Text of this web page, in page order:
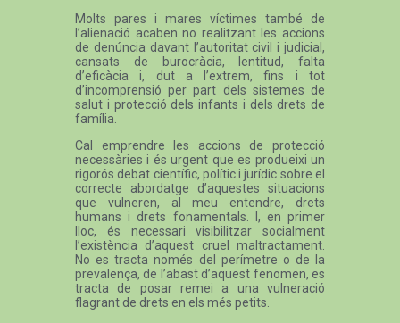
Molts pares i mares víctimes també de
l’alienació acaben no realitzant les accions
de denúncia davant l’autoritat civil i judicial,
cansats de burocràcia, lentitud, falta
d’eficàcia i, dut a l’extrem, fins i tot
d’incomprensió per part dels sistemes de
salut i protecció dels infants i dels drets de
família.
Cal emprendre les accions de protecció
necessàries i és urgent que es produeixi un
rigorós debat científic, polític i jurídic sobre el
correcte abordatge d’aquestes situacions
que vulneren, al meu entendre, drets
humans i drets fonamentals. I, en primer
lloc, és necessari visibilitzar socialment
l’existència d’aquest cruel maltractament.
No es tracta només del perímetre o de la
prevalença, de l’abast d’aquest fenomen, es
tracta de posar remei a una vulneració
flagrant de drets en els més petits.